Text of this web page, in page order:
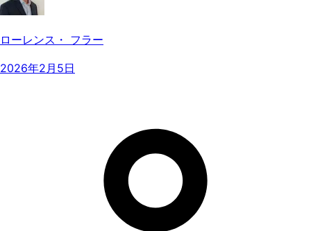
ローレンス・ フラー
2026年2月5日